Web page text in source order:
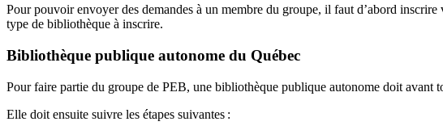
Pour pouvoir envoyer des demandes à un membre du groupe, il faut d’abord
type de bibliothèque à inscrire.
Bibliothèque publique autonome du Québec
Pour faire partie du groupe de PEB, une bibliothèque publique autonome doit avant
Elle doit ensuite suivre les étapes suivantes :